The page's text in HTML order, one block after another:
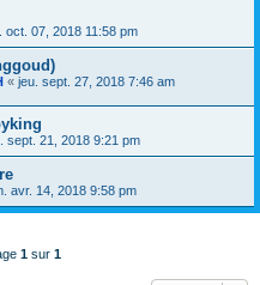
oct. 07, 2018 11:58 pm
« jeu. sept. 27, 2018 7:46 am
sept. 21, 2018 9:21 pm
avr. 14, 2018 9:58 pm
1 sur 1